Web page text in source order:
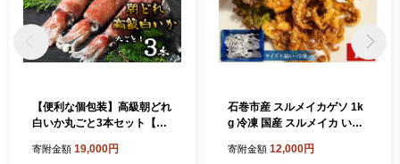
【便利な個包装】高級朝どれ
白いか丸ごと3本セット【ぜ
寄附金額 19,000円
石巻市産 スルメイカゲソ 1k
g 冷凍 国産 スルメイカ いか
魚介類 焼イカ バーベキュー
寄附金額 12,000円